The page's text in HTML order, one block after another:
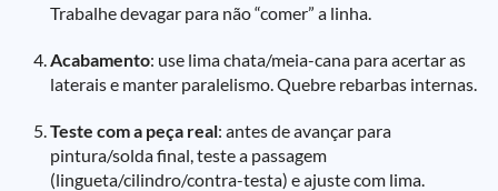
Trabalhe devagar para não “comer” a linha.
Acabamento: use lima chata/meia-cana para acertar as
laterais e manter paralelismo. Quebre rebarbas internas.
Teste com a peça real: antes de avançar para
pintura/solda final, teste a passagem
(lingueta/cilindro/contra-testa) e ajuste com lima.